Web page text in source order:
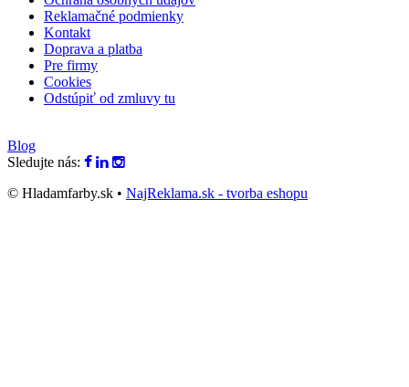
Reklamačné podmienky
Kontakt
Doprava a platba
Pre firmy
Cookies
Odstúpiť od zmluvy tu
Blog
Sledujte nás:
© Hladamfarby.sk • NajReklama.sk - tvorba eshopu